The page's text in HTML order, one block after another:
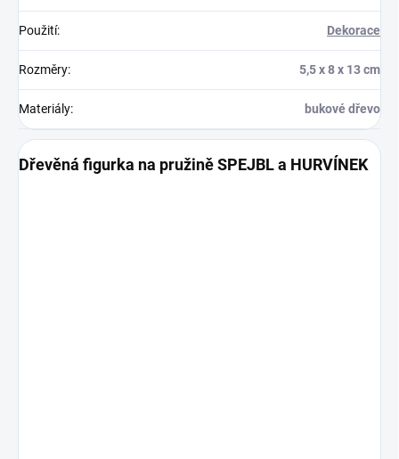
Použití: Dekorace
Rozměry: 5,5 x 8 x 13 cm
Materiály: bukové dřevo
Dřevěná figurka na pružině SPEJBL a HURVÍNEK